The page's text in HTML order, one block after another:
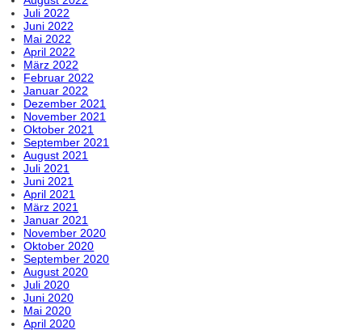
Juli 2022
Juni 2022
Mai 2022
April 2022
März 2022
Februar 2022
Januar 2022
Dezember 2021
November 2021
Oktober 2021
September 2021
August 2021
Juli 2021
Juni 2021
April 2021
März 2021
Januar 2021
November 2020
Oktober 2020
September 2020
August 2020
Juli 2020
Juni 2020
Mai 2020
April 2020